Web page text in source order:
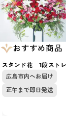
おすすめ商品
スタンド花 1段スト
広島市内へお届け
正午まで即日発送